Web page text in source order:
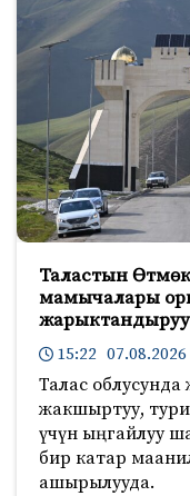
Таластын
мамычалары
15:22 07.08.2026
Талас
жакшыртуу,
үчүн ыңгайлуу
бир катар
ашырылууда.